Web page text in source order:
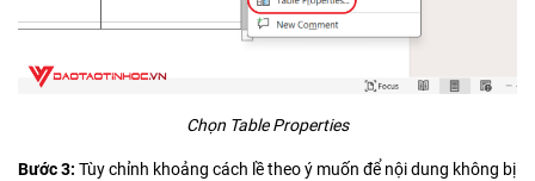
Chọn Table Properties
Bước 3: Tùy chỉnh khoảng cách lề theo ý muốn để nội dung không bị